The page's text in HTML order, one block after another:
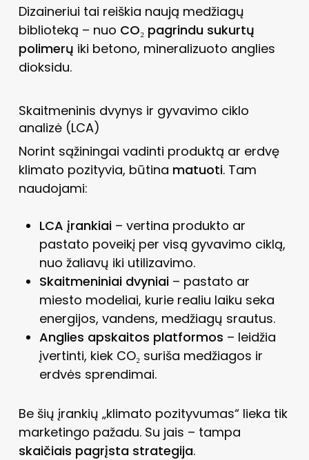
Dizaineriui tai reiškia naują medžiagų
biblioteką – nuo CO₂ pagrindu sukurtų
polimerų iki betono, mineralizuoto anglies
dioksidu.
Skaitmeninis dvynys ir gyvavimo ciklo
analizė (LCA)
Norint sąžiningai vadinti produktą ar erdvę
klimato pozityvia, būtina matuoti. Tam
naudojami:
LCA įrankiai– vertina produkto ar
pastato poveikį per visą gyvavimo ciklą,
nuo žaliavų iki utilizavimo.
Skaitmeniniai dvyniai– pastato ar
miesto modeliai, kurie realiu laiku seka
energijos, vandens, medžiagų srautus.
Anglies apskaitos platformos – leidžia
įvertinti, kiek CO₂ suriša medžiagos ir
erdvės sprendimai.
Be šių įrankių „klimato pozityvumas“ lieka tik
marketingo pažadu. Su jais – tampa
skaičiais pagrįsta strategija.